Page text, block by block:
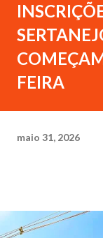
FEIRA
maio 31, 2026